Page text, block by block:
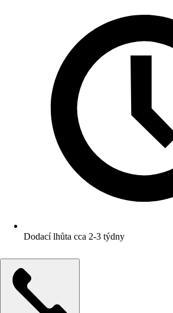
Dodací lhůta cca 2-3 týdny